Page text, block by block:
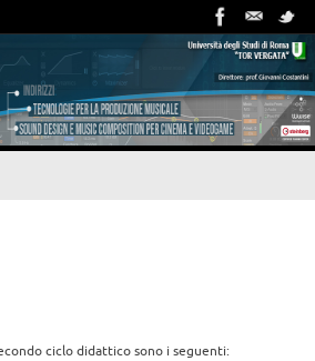
ciclo didattico sono i seguenti: